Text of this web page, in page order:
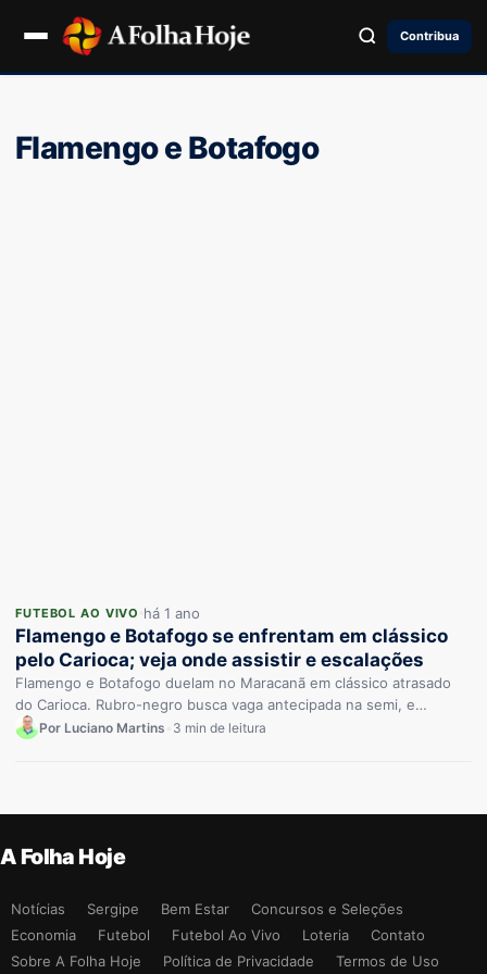
Contribua
Flamengo e Botafogo
FUTEBOL AO VIVO há 1 ano
Flamengo e Botafogo se enfrentam em clássico
pelo Carioca; veja onde assistir e escalações
Flamengo e Botafogo duelam no Maracanã em clássico atrasado
do Carioca. Rubro-negro busca vaga antecipada na semi, e
alvinegro tenta…
Por Luciano Martins 3 min de leitura
A Folha Hoje
Notícias Sergipe Bem Estar
Concursos e Seleções
Economia
Futebol Futebol Ao Vivo Loteria
Contato
Sobre A Folha Hoje
Política de Privacidade Termos de Uso